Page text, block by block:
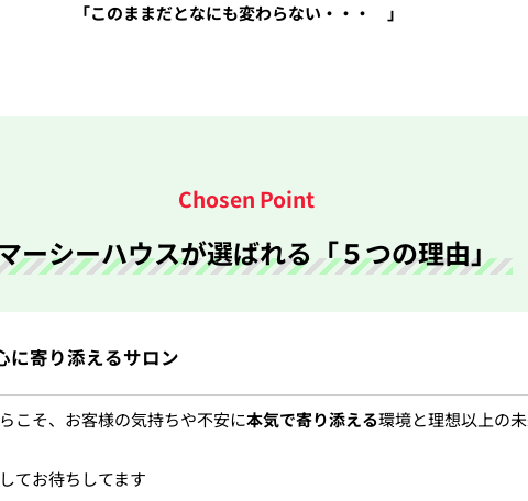
「このままだとなにも変わらない・・・ 」
ーシーハウスが選ばれる「５つの理由」
に寄り添えるサロン
こそ、お客様の気持ちや不安に本気で寄り添える環境と理想以上の
てお待ちしてます